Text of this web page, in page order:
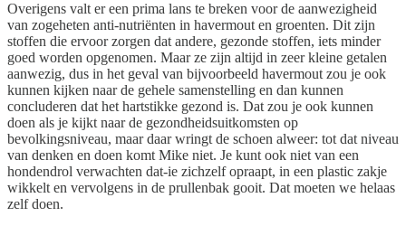
Overigens valt er een prima lans te breken voor de aanwezigheid
van zogeheten anti-nutriënten in havermout en groenten. Dit zijn
stoffen die ervoor zorgen dat andere, gezonde stoffen, iets minder
goed worden opgenomen. Maar ze zijn altijd in zeer kleine getalen
aanwezig, dus in het geval van bijvoorbeeld havermout zou je ook
kunnen kijken naar de gehele samenstelling en dan kunnen
concluderen dat het hartstikke gezond is. Dat zou je ook kunnen
doen als je kijkt naar de gezondheidsuitkomsten op
bevolkingsniveau, maar daar wringt de schoen alweer: tot dat niveau
van denken en doen komt Mike niet. Je kunt ook niet van een
hondendrol verwachten dat-ie zichzelf opraapt, in een plastic zakje
wikkelt en vervolgens in de prullenbak gooit. Dat moeten we helaas
zelf doen.